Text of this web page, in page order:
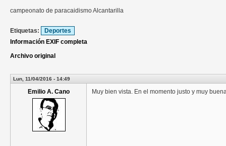
campeonato de paracaidismo Alcantarilla
Etiquetas:
Deportes
Información EXIF completa
Archivo original
Lun, 11/04/2016 - 14:49
Emilio A. Cano Muy bien vista. En el momento justo y muy